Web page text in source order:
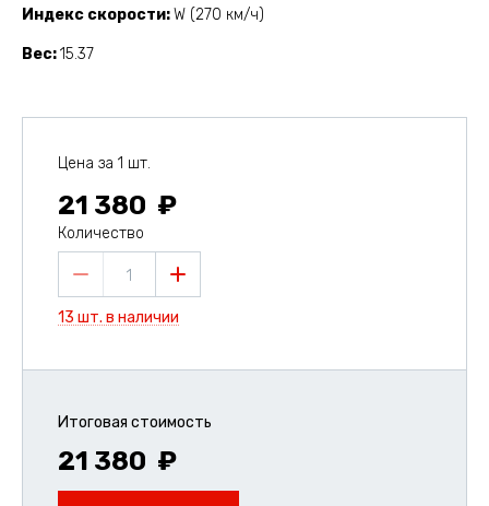
Индекс скорости W (270 км/ч)
Вес 15.37
Цена за 1 шт.
21 380
Количество
1
13 шт. в наличии
Итоговая стоимость
21 380